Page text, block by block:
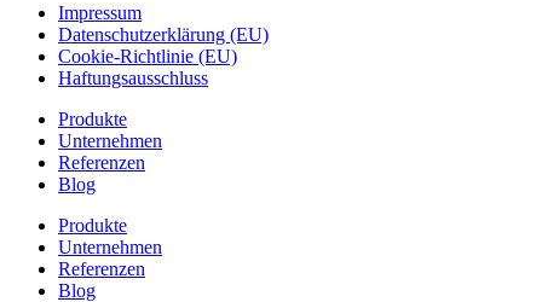
Impressum
Datenschutzerklärung (EU)
Cookie-Richtlinie (EU)
Haftungsausschluss
Produkte
Unternehmen
Referenzen
Blog
Produkte
Unternehmen
Referenzen
Blog